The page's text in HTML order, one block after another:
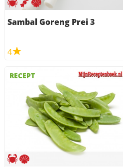
Sambal Goreng Prei 3
4
RECEPT